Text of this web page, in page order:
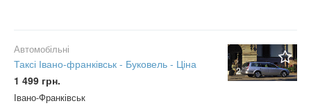
2
Автомобільні
Таксі Івано-франківськ - Буковель - Ціна
1 499 грн.
Івано-Франківськ